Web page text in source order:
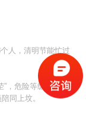
人，清明节能忙过
”，危险等级是最危
同上坟。